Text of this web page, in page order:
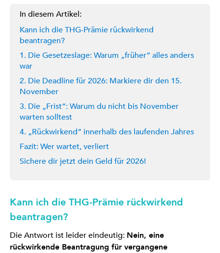
In diesem Artikel:
Kann ich die THG-Prämie rückwirkend
beantragen?
1. Die Gesetzeslage: Warum „früher“ alles anders
war
2. Die Deadline für 2026: Markiere dir den 15.
November
3. Die „Frist“: Warum du nicht bis November
warten solltest
4. „Rückwirkend“ innerhalb des laufenden Jahres
Fazit: Wer wartet, verliert
Sichere dir jetzt dein Geld für 2026!
Kann ich die THG-Prämie rückwirkend
beantragen?
Die Antwort ist leider eindeutig: Nein, eine
rückwirkende Beantragung für vergangene